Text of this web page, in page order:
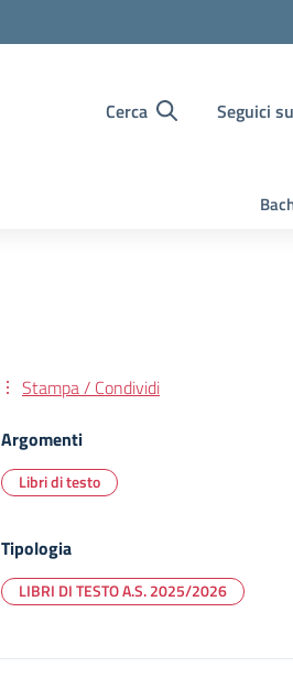
Cerca Seguici
Stampa / Condividi
Argomenti
Libri di testo
Tipologia
LIBRI DI TESTO A.S. 2025/2026